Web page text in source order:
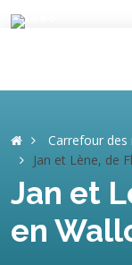
Carrefour des
Jan et Lène, de Flandres en Wallonie (Johanna P.)
Jan et
en